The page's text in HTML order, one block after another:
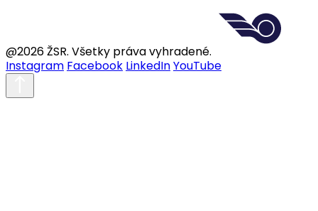
@2026 ŽSR. Všetky práva vyhradené.
Instagram Facebook LinkedInYouTube